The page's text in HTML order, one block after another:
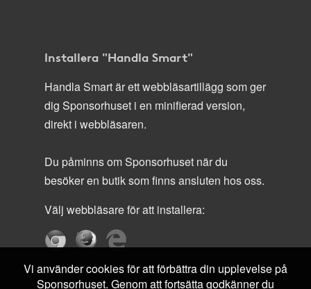
Installera "Handla Smart"
Handla Smart är ett webbläsartillägg som ger
dig Sponsorhuset i en minifierad version,
direkt i webbläsaren.
Du påminns om Sponsorhuset när du
besöker en butik som finns ansluten hos oss.
Välj webbläsare för att installera:
Vi använder cookies för att förbättra din upplevelse på
Sponsorhuset. Genom att fortsätta godkänner du